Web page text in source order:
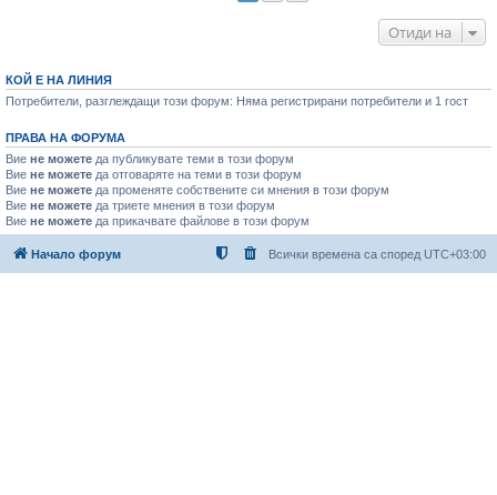
Отиди на
КОЙ Е НА ЛИНИЯ
Потребители, разглеждащи този форум: Няма регистрирани потребители и 1 гост
ПРАВА НА ФОРУМА
Вие не можете да публикувате теми в този форум
Вие не можете да отговаряте на теми в този форум
Вие не можете да променяте собствените си мнения в този форум
Вие не можете да триете мнения в този форум
Вие не можете да прикачвате файлове в този форум
Начало форум Всички времена са според UTC+03:00